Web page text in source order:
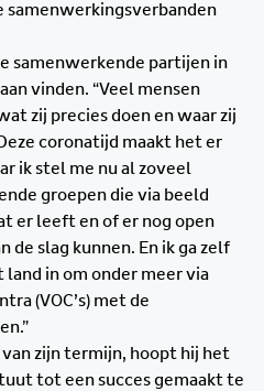
samenwerkingsverbanden
samenwerkende partijen in
vinden. “Veel mensen
zij precies doen en waar zij
coronatijd maakt het er
ik stel me nu al zoveel
groepen die via beeld
er leeft en of er nog open
de slag kunnen. En ik ga zelf
land in om onder meer via
(VOC’s) met de
zijn termijn, hoopt hij het
tot een succes gemaakt te